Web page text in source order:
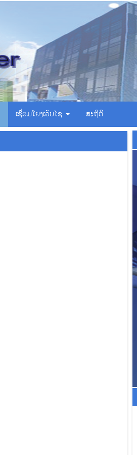
ເຊື່ອມ​ໂຍງ​ເວັບ​ໄຊ ສະຖິຕິ